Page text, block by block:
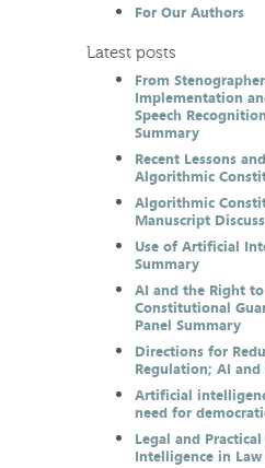
For Our Authors
Latest posts
From
Implementation
Speech
Summary
Recent Lessons
Algorithmic
Algorithmic
Manuscript
Use of Artificial
Summary
AI and the Right
Constitutional
Panel Summary
Directions for
Regulation; AI
Artificial
need for
Legal and
Intelligence in